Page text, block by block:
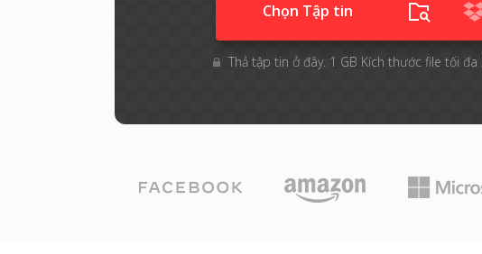
Chọn Tập tin
Thả tập tin ở đây. 1 GB Kích thước file tối đa